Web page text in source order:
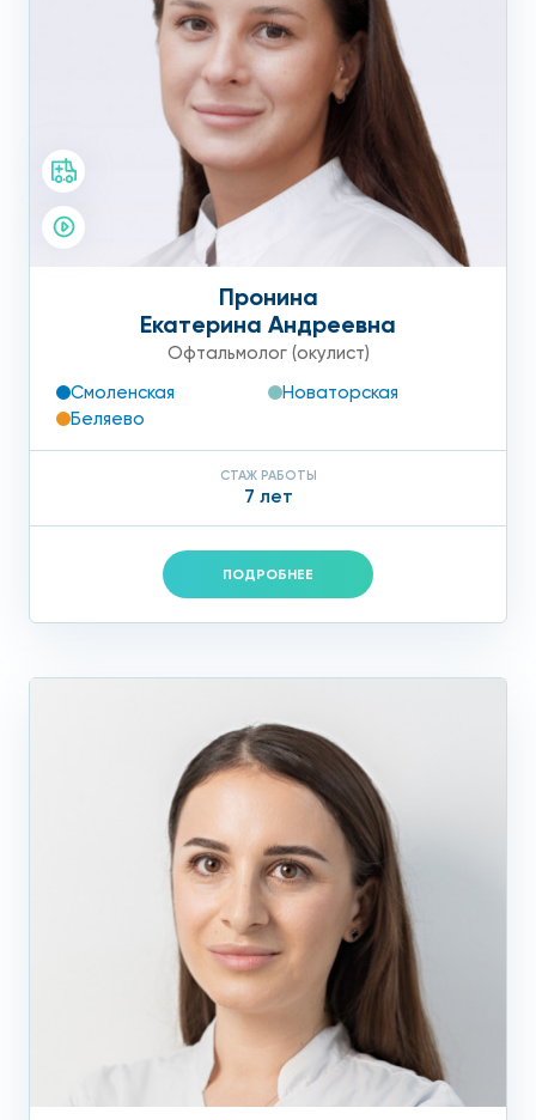
Распечатка результатов на основании базы данных по
методике Humphrey
Пронина
Екатерина Андреевна
Офтальмолог (окулист)
Смоленская
Новаторская
Беляево
СТАЖ РАБОТЫ
7 лет
ПОДРОБНЕЕ